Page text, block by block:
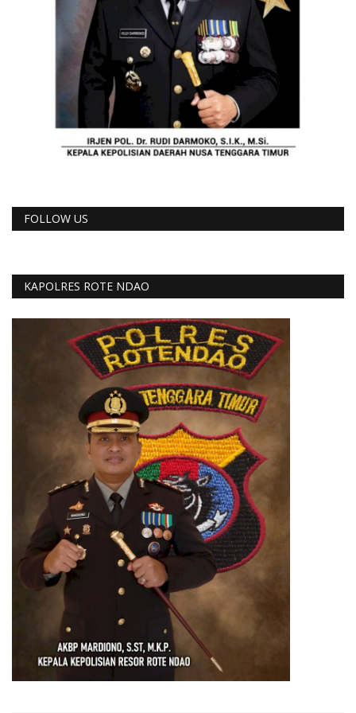
FOLLOW US
KAPOLRES ROTE NDAO